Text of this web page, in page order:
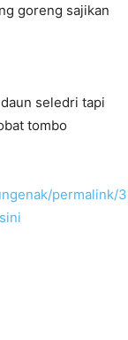
goreng sajikan
seledri tapi
tombo
permalink/
sini